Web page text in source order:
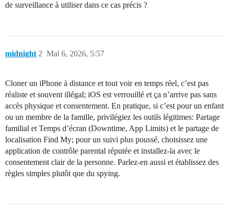
de surveillance à utiliser dans ce cas précis ?
midnight Mai 6, 2026, 5:57
2
Cloner un iPhone à distance et tout voir en temps réel, c’est pas
réaliste et souvent illégal; iOS est verrouillé et ça n’arrive pas sans
accès physique et consentement. En pratique, si c’est pour un enfant
ou un membre de la famille, privilégiez les outils légitimes: Partage
familial et Temps d’écran (Downtime, App Limits) et le partage de
localisation Find My; pour un suivi plus poussé, choisissez une
application de contrôle parental réputée et installez-la avec le
consentement clair de la personne. Parlez-en aussi et établissez des
règles simples plutôt que du spying.